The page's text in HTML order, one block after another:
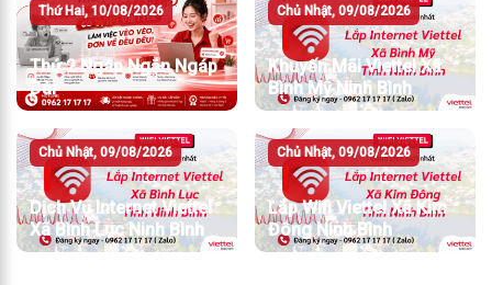
Thứ Hai, 10/08/2026
Thứ 2 Ngáp Ngắn Ngáp
Dài
Chủ Nhật, 09/08/2026
Khuyến Mãi Viettel Xã
Bình Mỹ Ninh Bình
Chủ Nhật, 09/08/2026
Dịch Vụ Internet Viettel
Xã Bình Lục Ninh Bình
Chủ Nhật, 09/08/2026
Lắp Wifi Viettel Xã Kim
Đông Ninh Bình